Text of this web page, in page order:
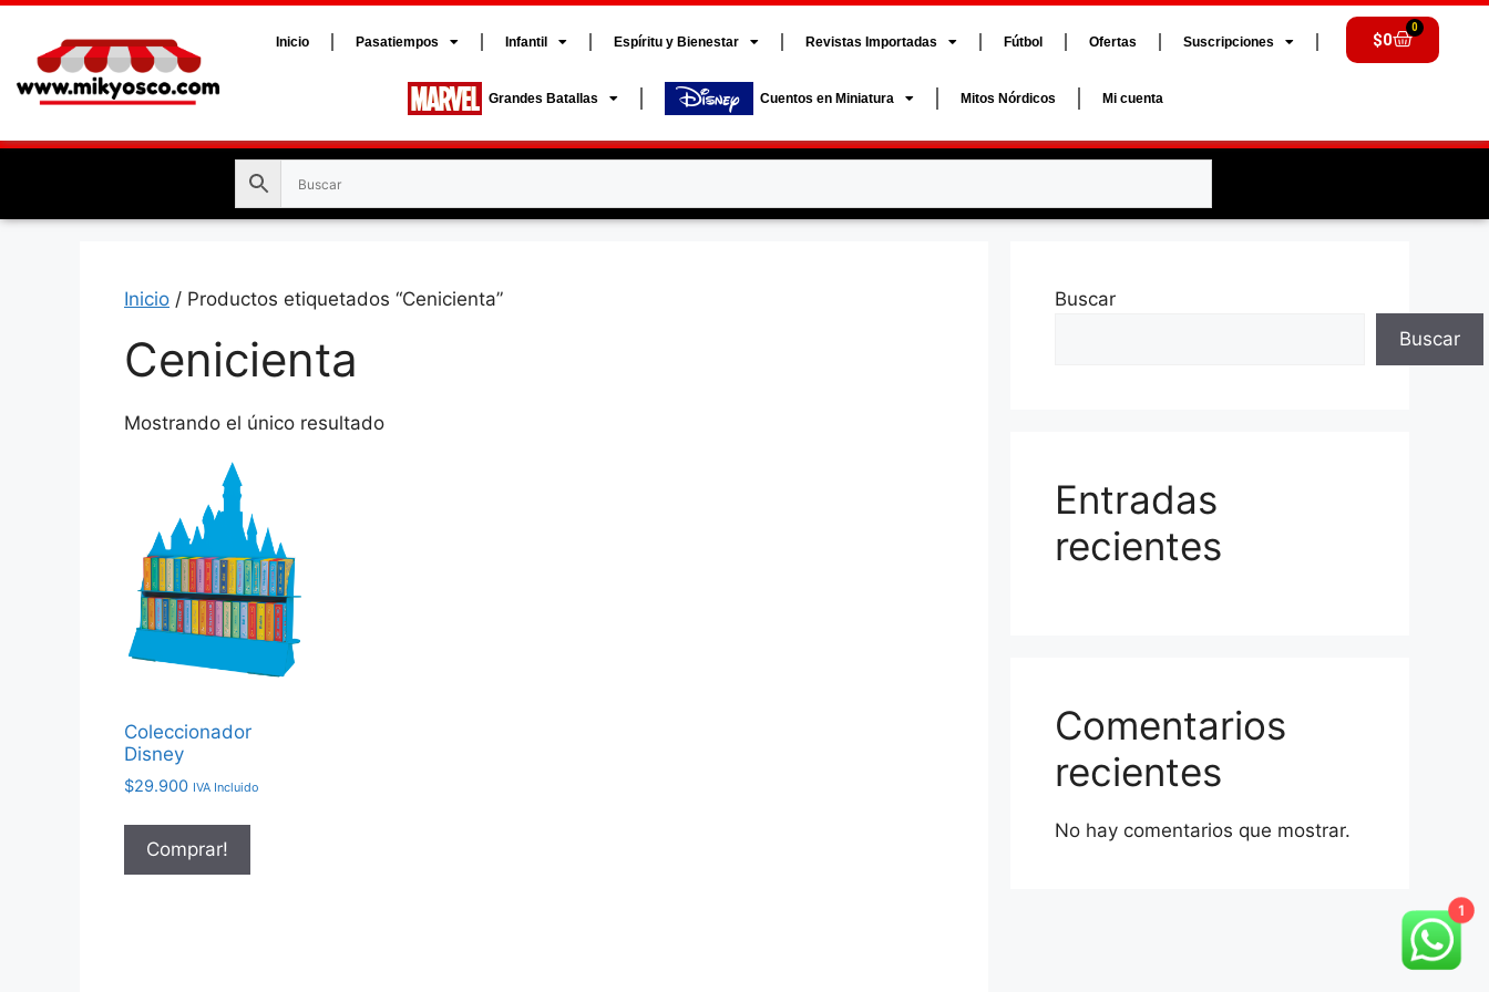
Inicio Pasatiempos Infantil Espíritu y Bienestar Revistas Importadas Fútbol Ofertas Suscripciones
Grandes Batallas Cuentos en Miniatura Mitos Nórdicos Mi cuenta
$0
0
Inicio / Productos etiquetados “Cenicienta”
Cenicienta
Mostrando el único resultado
Coleccionador
Disney
$29.900 IVA Incluido
Comprar!
Buscar
Buscar
Entradas
recientes
Comentarios
recientes
No hay comentarios que mostrar.
1